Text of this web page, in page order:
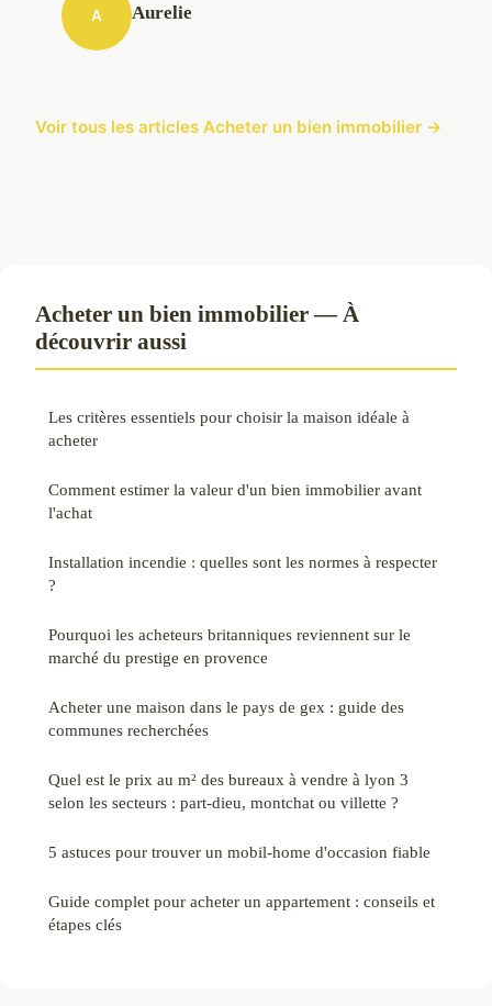
A Aurelie
Voir tous les articles Acheter un bien immobilier →
Acheter un bien immobilier — À
découvrir aussi
Les critères essentiels pour choisir la maison idéale à
acheter
Comment estimer la valeur d'un bien immobilier avant
l'achat
Installation incendie : quelles sont les normes à respecter
?
Pourquoi les acheteurs britanniques reviennent sur le
marché du prestige en provence
Acheter une maison dans le pays de gex : guide des
communes recherchées
Quel est le prix au m² des bureaux à vendre à lyon 3
selon les secteurs : part-dieu, montchat ou villette ?
5 astuces pour trouver un mobil-home d'occasion fiable
Guide complet pour acheter un appartement : conseils et
étapes clés